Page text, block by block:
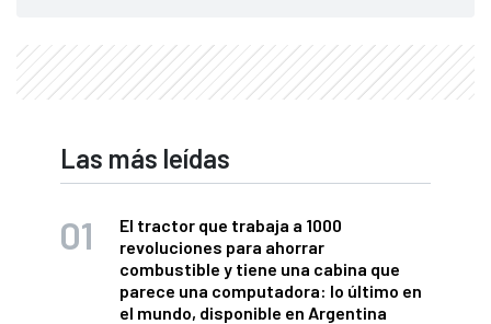
Las más leídas
El tractor que trabaja a 1000
revoluciones para ahorrar
combustible y tiene una cabina que
parece una computadora: lo último en
el mundo, disponible en Argentina